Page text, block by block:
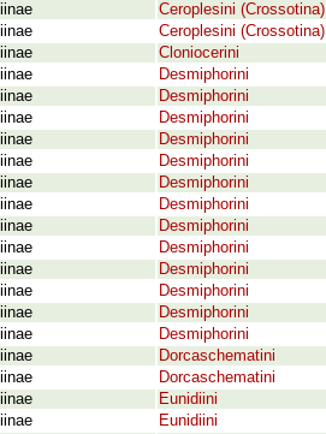
Ceroplesini (Crossotina)
Ceroplesini (Crossotina)
Cloniocerini
Desmiphorini
Desmiphorini
Desmiphorini
Desmiphorini
Desmiphorini
Desmiphorini
Desmiphorini
Desmiphorini
Desmiphorini
Desmiphorini
Desmiphorini
Desmiphorini
Desmiphorini
Dorcaschematini
Dorcaschematini
Eunidiini
Eunidiini